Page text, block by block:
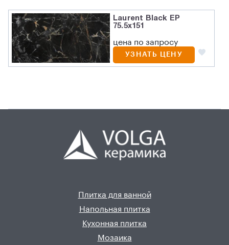
Laurent Black EP
75.5х151
цена по запросу
УЗНАТЬ ЦЕНУ
Плитка для ванной
Напольная плитка
Кухонная плитка
Мозаика